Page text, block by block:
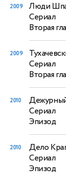
2009 Люди
Сериал
Вторая
2009
Сериал
Вторая
2010
Сериал
Эпизод
2010
Дело
Сериал
Эпизод